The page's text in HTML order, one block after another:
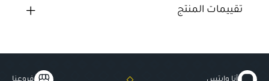
تقييمات المنتج